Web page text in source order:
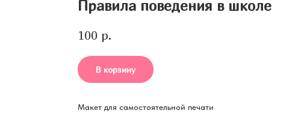
Правила поведения в школе
100 р.
В корзину
Макет для самостоятельной печати